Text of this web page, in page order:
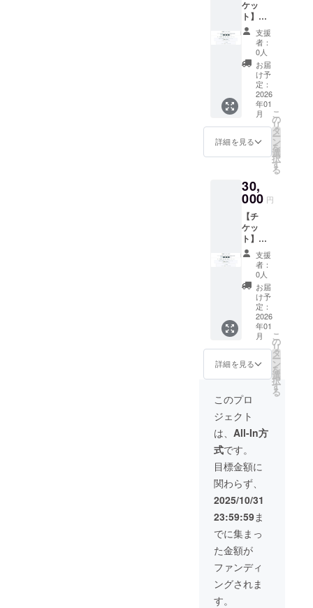
た旨を
お声掛
けくだ
さい。
・有効
期間：
2026年
1月1
日〜
2029年
12月31
日まで
の48か
す。 ・
現金へ
の交換
はでき
ませ
ん。お
つりは
でませ
ん。 ・
β版リ
リース
時にお
渡しい
にクラ
ウド
ファン
ディン
グで支
援をし
た旨を
お声掛
けくだ
さい。
・有効
期間：
2026年
1月1
日〜
2029年
12月31
月間
ケッ
ト】
クーポ
ン1000
円分
（1000
円×5
枚） ・
作者支
援やサ
イト内
でのお
買い物
にご利
用いた
す。1枚
ずつの
利用が
可能で
す。 ・
現金へ
の交換
はでき
ませ
ん。お
つりは
でませ
ん。 ・
β版リ
リース
時にお
渡しい
タッフ
にクラ
ウド
ファン
ディン
グで支
援をし
た旨を
お声掛
けくだ
さい。
・有効
期間：
2026年
1月1
日〜
2029年
12月31
支援
者：
0人
お届
け予
定：
2026
年01
月
詳細を見る
こ
の
リ
タ
ー
ン
を
選
択
す
る
30,
000 円
【チ
ケッ
ト】
クーポ
ン3000
円分
（3000
円×4
枚） ・
作者支
援やサ
イト内
でのお
買い物
にご利
用いた
だけま
す。1枚
ずつの
利用が
可能で
す。 ・
現金へ
の交換
はでき
ませ
ん。お
つりは
でませ
ん。 ・
β版リ
リース
時にお
渡しい
支援
者：
0人
お届
け予
定：
2026
年01
月
詳細を見る
こ
の
リ
タ
ー
ン
を
選
択
す
る
このプロ
ジェクト
は、 All-In方
式です。
目標金額に
関わらず、
2025/10/31
23:59:59ま
でに集まっ
た金額が
ファンディ
ングされま
す。